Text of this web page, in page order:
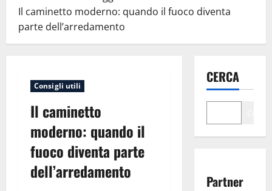
Il caminetto moderno: quando il fuoco diventa
parte dell’arredamento
Consigli utili
Il caminetto
moderno: quando il
fuoco diventa parte
dell’arredamento
CERCA
Partner